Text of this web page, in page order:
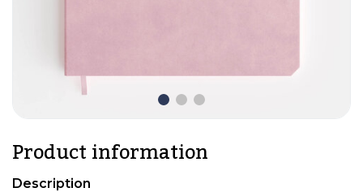
Product information
Description